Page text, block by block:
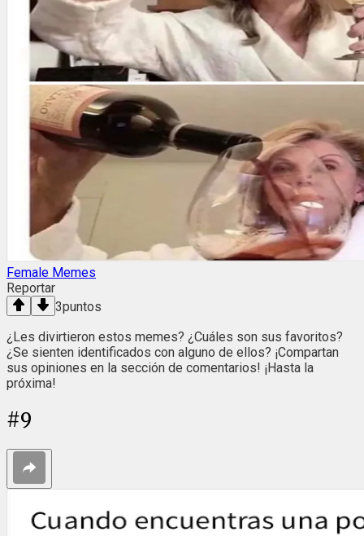
Female Memes
Reportar
3puntos
¿Les divirtieron estos memes? ¿Cuáles son sus favoritos?
¿Se sienten identificados con alguno de ellos? ¡Compartan
sus opiniones en la sección de comentarios! ¡Hasta la
próxima!
#9